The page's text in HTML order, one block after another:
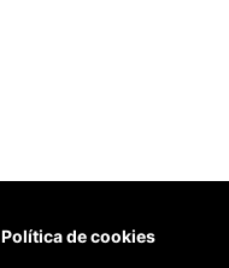
Política de cookies